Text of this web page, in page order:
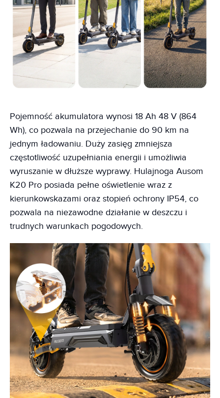
Pojemność akumulatora wynosi 18 Ah 48 V (864
Wh), co pozwala na przejechanie do 90 km na
jednym ładowaniu. Duży zasięg zmniejsza
częstotliwość uzupełniania energii i umożliwia
wyruszanie w dłuższe wyprawy. Hulajnoga Ausom
K20 Pro posiada pełne oświetlenie wraz z
kierunkowskazami oraz stopień ochrony IP54, co
pozwala na niezawodne działanie w deszczu i
trudnych warunkach pogodowych.